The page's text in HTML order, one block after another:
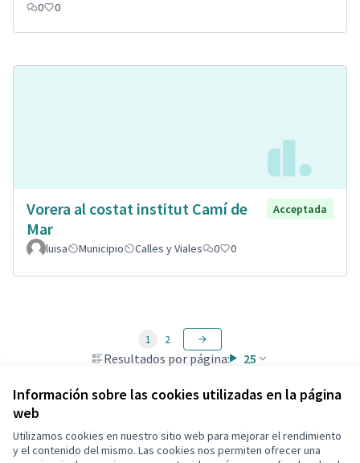
Información sobre las cookies utilizadas en la página
web
Utilizamos cookies en nuestro sitio web para mejorar el rendimiento
y el contenido del mismo. Las cookies nos permiten ofrecer una
0
0
Vorera al costat institut Camí de
Mar
Acceptada
luisa Municipio Calles y Viales 0 0
Resultados por página: 25
1 2
Términos y condiciones de uso
Configuración de cookies